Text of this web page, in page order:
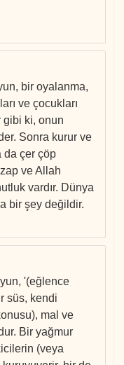
bir oyalanma,
ve çocukları
gibi ki, onun
Sonra kurur ve
da çer çöp
ve Allah
vardır. Dünya
bir şey değildir.
'(eğlence
süs, kendi
mal ve
Bir yağmur
(veya